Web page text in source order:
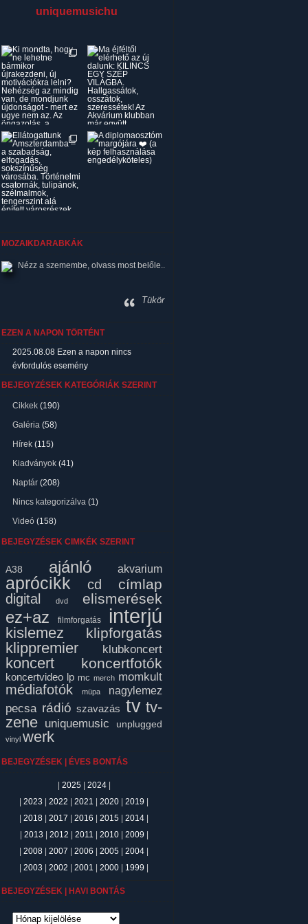
uniquemusichu
MOZAIKDARABKÁK
Nézz a szemembe, olvass most belőle..
Tükör
EZEN A NAPON TÖRTÉNT
2025.08.08 Ezen a napon nincs
évfordulós esemény
BEJEGYZÉSEK KATEGÓRIÁK SZERINT
Cikkek (190)
Galéria (58)
Hírek (115)
Kiadványok (41)
Naptár (208)
Nincs kategorizálva (1)
Videó (158)
BEJEGYZÉSEK CIMKÉK SZERINT
A38 ajánló akvarium
aprócikk cd címlap
digital dvd elismerések
ez+az filmforgatás interjú
kislemez klipforgatás
klippremier klubkoncert
koncert koncertfotók
koncertvideo lp mc merch momkult
médiafotók müpa nagylemez
pecsa rádió szavazás tv tv-
zene uniquemusic unplugged
vinyl werk
BEJEGYZÉSEK | ÉVES BONTÁS
2025| 2024|
2023 2022 2021 2020 2019
2018 2017 2016 2015 2014
2013 2012 2011 2010| 2009
2008 2007 2006 2005 2004
2003 2002 2001 2000 1999
BEJEGYZÉSEK | HAVI BONTÁS